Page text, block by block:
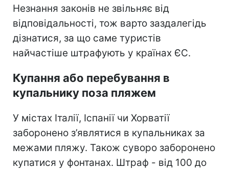
Незнання законів не звільняє від
відповідальності, тож варто заздалегідь
дізнатися, за що саме туристів
найчастіше штрафують у країнах ЄС.
Купання або перебування в
купальнику поза пляжем
У містах Італії, Іспанії чи Хорватії
заборонено з’являтися в купальниках за
межами пляжу. Також суворо заборонено
купатися у фонтанах. Штраф - від 100 до